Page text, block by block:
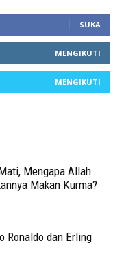
SUKA
MENGIKUTI
MENGIKUTI
Mengapa Allah
Makan Kurma?
Ronaldo dan Erling